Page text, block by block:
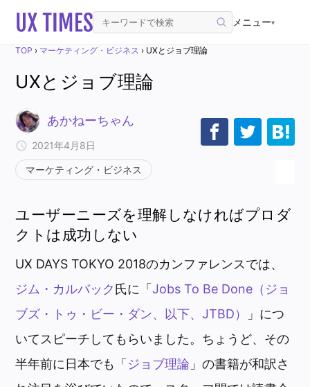
メニュー▾
TOP › マーケティング・ビジネス › UXとジョブ理論
UXとジョブ理論
あかねーちゃん
2021年4月8日
マーケティング・ビジネス
ユーザーニーズを理解しなければプロダ
クトは成功しない
UX DAYS TOKYO 2018のカンファレンスでは、
ジム・カルバック氏に「Jobs To Be Done（ジョ
ブズ・トゥ・ビー・ダン、以下、JTBD）
」につ
いてスピーチしてもらいました。ちょうど、その
半年前に日本でも「ジョブ理論 」の書籍が和訳さ